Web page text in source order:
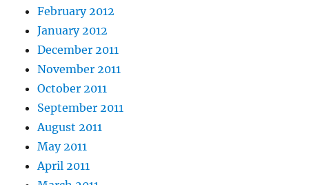
February 2012
January 2012
December 2011
November 2011
October 2011
September 2011
August 2011
May 2011
April 2011